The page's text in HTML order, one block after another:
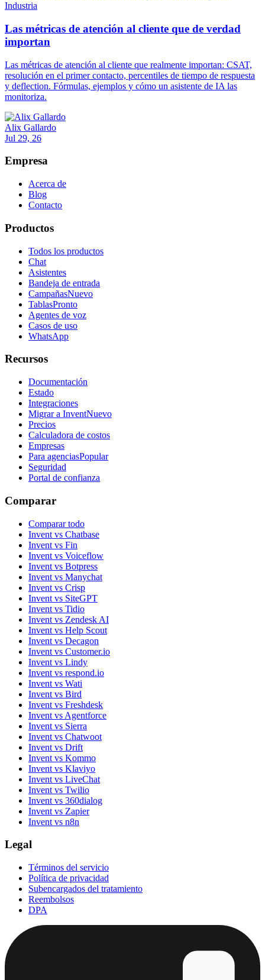
Industria
Las métricas de atención al cliente que de verdad
importan
Las métricas de atención al cliente que realmente importan: CSAT,
resolución en el primer contacto, percentiles de tiempo de respuesta
y deflection. Fórmulas, ejemplos y cómo un asistente de IA las
monitoriza.
Alix Gallardo
Jul 29, 26
Empresa
Acerca de
Blog
Contacto
Productos
Todos los productos
Chat
Asistentes
Bandeja de entrada
CampañasNuevo
TablasPronto
Agentes de voz
Casos de uso
WhatsApp
Recursos
Documentación
Estado
Integraciones
Migrar a InventNuevo
Precios
Calculadora de costos
Empresas
Para agenciasPopular
Seguridad
Portal de confianza
Comparar
Comparar todo
Invent vs Chatbase
Invent vs Fin
Invent vs Voiceflow
Invent vs Botpress
Invent vs Manychat
Invent vs Crisp
Invent vs SiteGPT
Invent vs Tidio
Invent vs Zendesk AI
Invent vs Help Scout
Invent vs Decagon
Invent vs Customer.io
Invent vs Lindy
Invent vs respond.io
Invent vs Wati
Invent vs Bird
Invent vs Freshdesk
Invent vs Agentforce
Invent vs Sierra
Invent vs Chatwoot
Invent vs Drift
Invent vs Kommo
Invent vs Klaviyo
Invent vs LiveChat
Invent vs Twilio
Invent vs 360dialog
Invent vs Zapier
Invent vs n8n
Legal
Términos del servicio
Política de privacidad
Subencargados del tratamiento
Reembolsos
DPA